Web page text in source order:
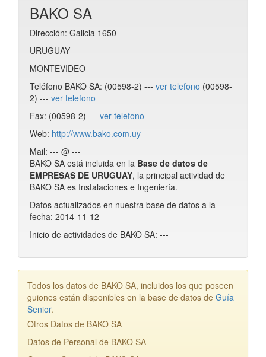
BAKO SA
Dirección: Galicia 1650
URUGUAY
MONTEVIDEO
Teléfono BAKO SA: (00598-2) --- ver telefono (00598-
2) --- ver telefono
Fax: (00598-2) --- ver telefono
Web: http://www.bako.com.uy
Mail: --- @ ---
BAKO SA está incluida en la Base de datos de
EMPRESAS DE URUGUAY, la principal actividad de
BAKO SA es Instalaciones e Ingeniería.
Datos actualizados en nuestra base de datos a la
fecha: 2014-11-12
Inicio de actividades de BAKO SA: ---
Todos los datos de BAKO SA, incluidos los que poseen
guiones están disponibles en la base de datos de Guía
Senior.
Otros Datos de BAKO SA
Datos de Personal de BAKO SA